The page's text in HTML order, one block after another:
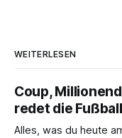
WEITERLESEN
Coup,
redet die
Alles, was du heute